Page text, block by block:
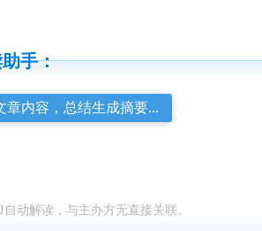
手：
章内容，总结生成摘要...
动解读，与主办方无直接关联。